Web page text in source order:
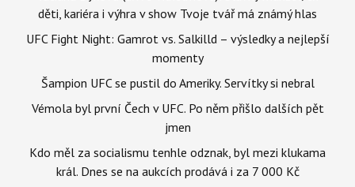
děti, kariéra i výhra v show Tvoje tvář má známý hlas
UFC Fight Night: Gamrot vs. Salkilld – výsledky a nejlepší
momenty
Šampion UFC se pustil do Ameriky. Servítky si nebral
Vémola byl první Čech v UFC. Po něm přišlo dalších pět
jmen
Kdo měl za socialismu tenhle odznak, byl mezi klukama
král. Dnes se na aukcích prodává i za 7 000 Kč